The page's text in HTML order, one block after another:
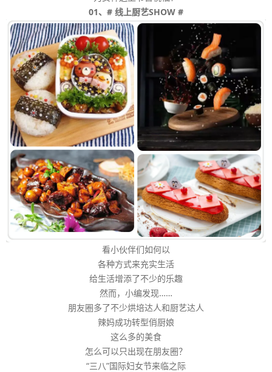
01、# 线上厨艺SHOW #
看小伙伴们如何以
各种方式来充实生活
给生活增添了不少的乐趣
然而，小编发现……
朋友圈多了不少烘培达人和厨艺达人
辣妈成功转型俏厨娘
这么多的美食
怎么可以只出现在朋友圈？
“三八”国际妇女节来临之际